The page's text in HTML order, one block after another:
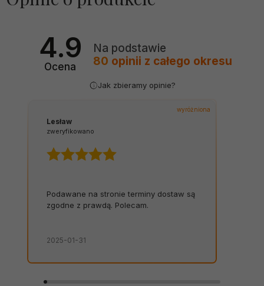
4.9
Ocena
Na podstawie
80 opinii z całego okresu
Jak zbieramy opinie?
W końcu paczka, która cieszy także
oko. Brawo.